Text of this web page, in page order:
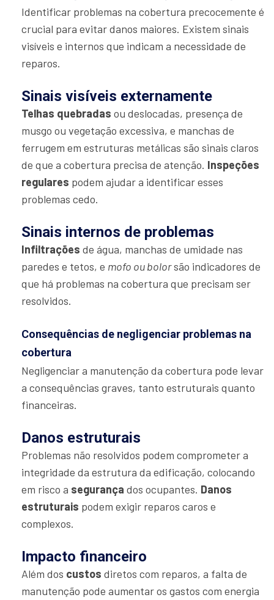
Identificar problemas na cobertura precocemente é
crucial para evitar danos maiores. Existem sinais
visíveis e internos que indicam a necessidade de
reparos.
Sinais visíveis externamente
Telhas quebradas ou deslocadas, presença de
musgo ou vegetação excessiva, e manchas de
ferrugem em estruturas metálicas são sinais claros
de que a cobertura precisa de atenção. Inspeções
regulares podem ajudar a identificar esses
problemas cedo.
Sinais internos de problemas
Infiltrações de água, manchas de umidade nas
paredes e tetos, e mofo ou bolorsão indicadores de
que há problemas na cobertura que precisam ser
resolvidos.
Consequências de negligenciar problemas na
cobertura
Negligenciar a manutenção da cobertura pode levar
a consequências graves, tanto estruturais quanto
financeiras.
Danos estruturais
Problemas não resolvidos podem comprometer a
integridade da estrutura da edificação, colocando
em risco a segurança dos ocupantes. Danos
estruturais podem exigir reparos caros e
complexos.
Impacto financeiro
Além dos custos diretos com reparos, a falta de
manutenção pode aumentar os gastos com energia